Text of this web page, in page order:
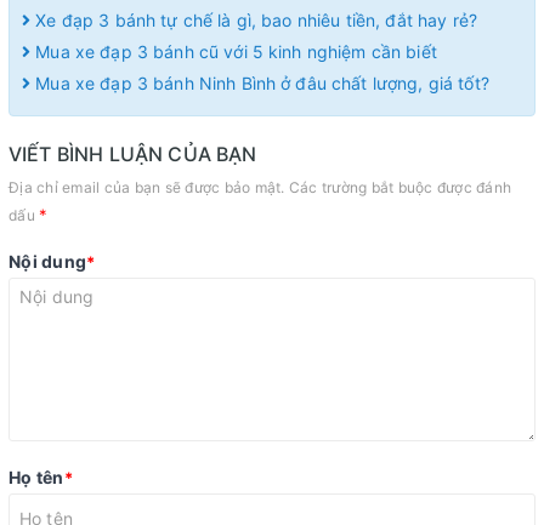
Xe đạp 3 bánh tự chế là gì, bao nhiêu tiền, đắt hay rẻ?
Mua xe đạp 3 bánh cũ với 5 kinh nghiệm cần biết
Mua xe đạp 3 bánh Ninh Bình ở đâu chất lượng, giá tốt?
VIẾT BÌNH LUẬN CỦA BẠN
Địa chỉ email của bạn sẽ được bảo mật. Các trường bắt buộc được đánh
dấu *
Nội dung*
Họ tên*